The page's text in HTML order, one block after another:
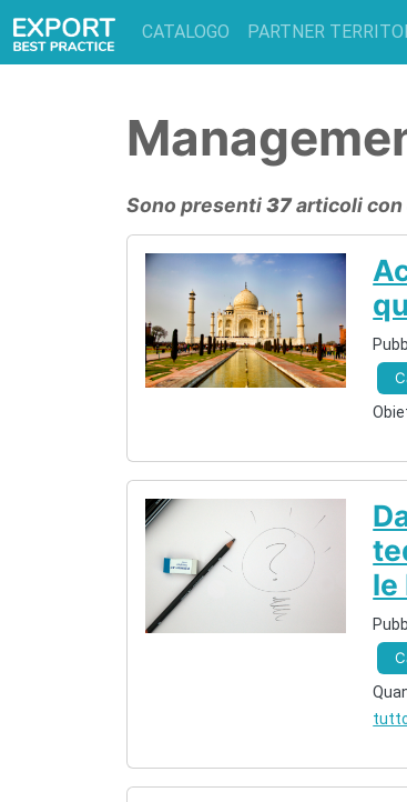
CATALOGO PARTNER
Sono presenti37articoli con
le